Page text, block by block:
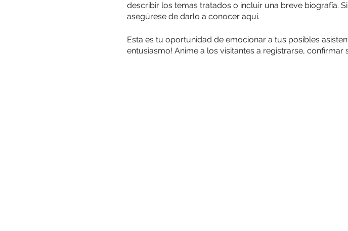
describir los temas tratados o incluir una breve biografía.
asegúrese de darlo a conocer aquí.
Esta es tu oportunidad de emocionar a tus posibles
entusiasmo! Anime a los visitantes a registrarse,